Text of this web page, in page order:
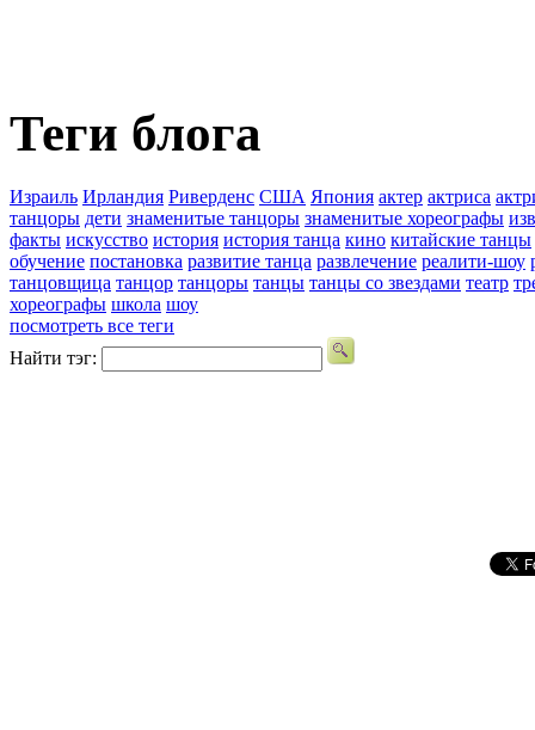
Теги блога
Израиль Ирландия Риверденс США Япония актер актриса
танцоры дети знаменитые танцоры знаменитые хореографы
факты искусство история история танца кино китайские танцы
обучение постановка развитие танца развлечение реалити-шоу
танцовщица танцор танцоры танцы танцы со звездами театр
хореографы школа шоу
посмотреть все теги
Найти тэг: